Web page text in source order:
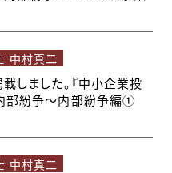
中村真二
しました。『中小企業投
部紛争～内部紛争編①
中村真二